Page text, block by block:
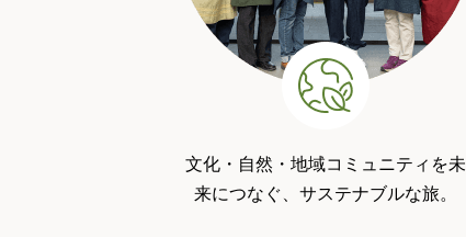
文化・自然・地域コミュニティを未
来につなぐ、サステナブルな旅。